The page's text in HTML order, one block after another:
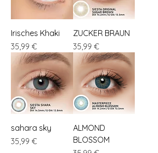
Irisches Khaki
Preis
35,99 €
ZUCKER BRAUN
Preis
35,99 €
sahara sky
Preis
35,99 €
ALMOND
BLOSSOM